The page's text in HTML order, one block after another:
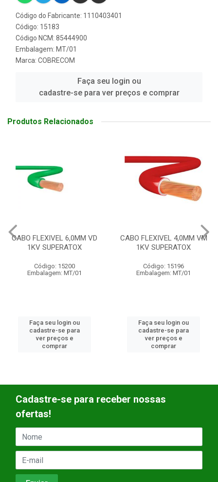
Código do Fabricante: 1110403401
Código: 15183
Código NCM: 85444900
Embalagem: MT/01
Marca: COBRECOM
Faça seu login ou
cadastre-se para ver preços e comprar
Produtos Relacionados
CABO FLEXIVEL 6,0MM VD
1KV SUPERATOX
Código: 15200
Embalagem: MT/01
Faça seu login ou
cadastre-se para
ver preços e
comprar
CABO FLEXIVEL 4,0MM VM
1KV SUPERATOX
Código: 15196
Embalagem: MT/01
Faça seu login ou
cadastre-se para
ver preços e
comprar
Cadastre-se para receber nossas
ofertas!